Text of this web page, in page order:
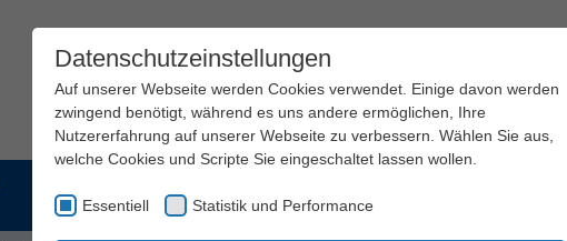
und Gesundheitsschutz
und Seminare
Datenschutzeinstellungen
Auf unserer Webseite werden Cookies verwendet. Einige davon werden
zwingend benötigt, während es uns andere ermöglichen, Ihre
Nutzererfahrung auf unserer Webseite zu verbessern. Wählen Sie aus,
welche Cookies und Scripte Sie eingeschaltet lassen wollen.
Essentiell Statistik und Performance